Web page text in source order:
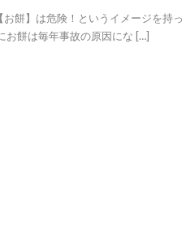
餅】は危険！というイメージを持っ
お餅は毎年事故の原因にな […]